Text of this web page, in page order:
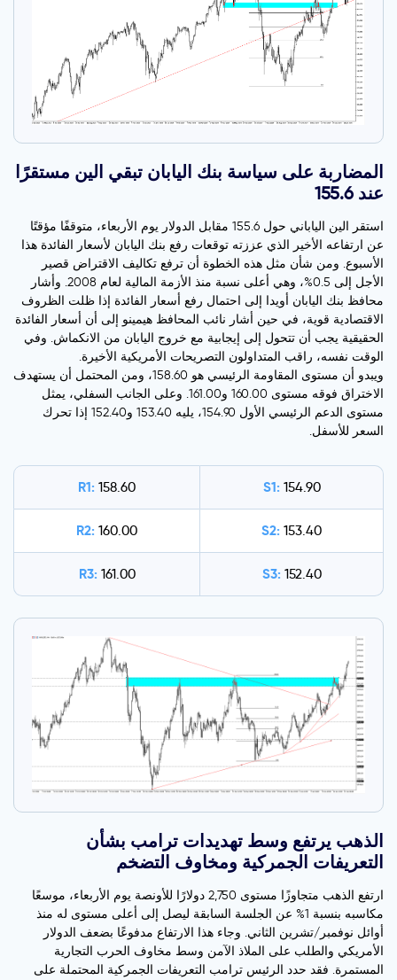
المضاربة على سياسة بنك اليابان تبقي الين مستقرًا
عند 155.6
استقر الين الياباني حول 155.6 مقابل الدولار يوم الأربعاء، متوقفًا مؤقتًا
عن ارتفاعه الأخير الذي عززته توقعات رفع بنك اليابان لأسعار الفائدة هذا
الأسبوع. ومن شأن مثل هذه الخطوة أن ترفع تكاليف الاقتراض قصير
الأجل إلى 0.5%، وهي أعلى نسبة منذ الأزمة المالية لعام 2008. وأشار
محافظ بنك اليابان أويدا إلى احتمال رفع أسعار الفائدة إذا ظلت الظروف
الاقتصادية قوية، في حين أشار نائب المحافظ هيمينو إلى أن أسعار الفائدة
الحقيقية يجب أن تتحول إلى إيجابية مع خروج اليابان من الانكماش. وفي
الوقت نفسه، راقب المتداولون التصريحات الأمريكية الأخيرة.
ويبدو أن مستوى المقاومة الرئيسي هو 158.60، ومن المحتمل أن يستهدف
الاختراق فوقه مستوى 160.00 و161.00. وعلى الجانب السفلي، يمثل
مستوى الدعم الرئيسي الأول 154.90، يليه 153.40 و152.40 إذا تحرك
السعر للأسفل.
R1: 158.60 S1: 154.90
R2: 160.00 S2: 153.40
R3: 161.00 S3: 152.40
الذهب يرتفع وسط تهديدات ترامب بشأن
التعريفات الجمركية ومخاوف التضخم
ارتفع الذهب متجاوزًا مستوى 2,750 دولارًا للأونصة يوم الأربعاء، موسعًا
مكاسبه بنسبة 1% عن الجلسة السابقة ليصل إلى أعلى مستوى له منذ
أوائل نوفمبر/تشرين الثاني. وجاء هذا الارتفاع مدفوعًا بضعف الدولار
الأمريكي والطلب على الملاذ الآمن وسط مخاوف الحرب التجارية
المستمرة. فقد حدد الرئيس ترامب التعريفات الجمركية المحتملة على